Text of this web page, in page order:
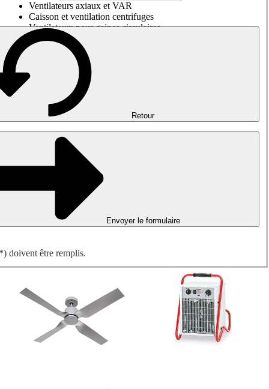
Ventilateurs axiaux et VAR
Caisson et ventilation centrifuges
Ventilateurs pour gaines circulaires
Ventilateurs pour gaines rectangulaires
Tourelles de toiture
Désenfumage, détection incendie et ventilation de parking
Ventilateurs antidéflagrants
Mesurer. Contrôler. Réguler.
Traitement d'air
Accessoires aérauliques
Retour
Envoyer le formulaire
doivent être remplis.